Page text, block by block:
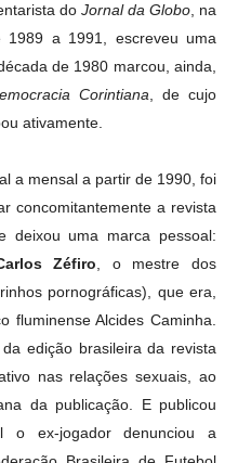
do Jornal da Globo, na
1989 a 1991, escreveu uma
de 1980 marcou, ainda,
Corintiana , de cujo
ativamente.
a mensal a partir de 1990, foi
concomitantemente a revista
deixou uma marca pessoal:
Zéfiro , o mestre dos
pornográficas), que era,
fluminense Alcides Caminha.
edição brasileira da revista
nas relações sexuais, ao
da publicação. E publicou
o ex-jogador denunciou a